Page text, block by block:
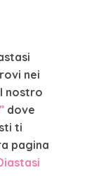
nei
nostro
dove
ti
pagina